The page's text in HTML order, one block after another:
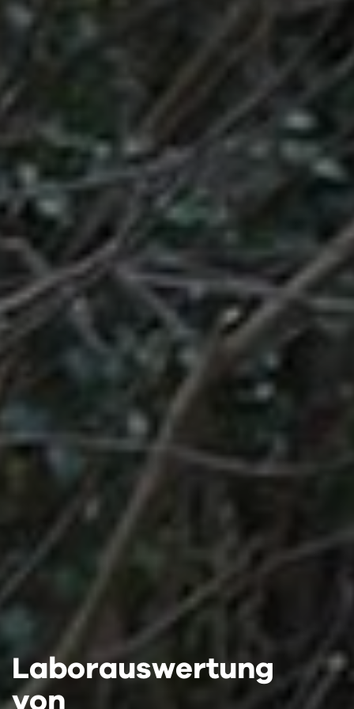
Laborauswertung
von
Laborauswertung
von
Laborauswertung
von